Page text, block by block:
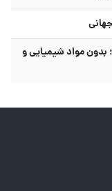
تمیز کنید؛ بدون مواد شیمیایی و